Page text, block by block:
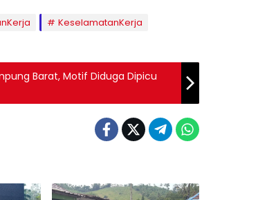
KeselamatanKerja
Barat, Motif Diduga Dipicu